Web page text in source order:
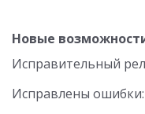
Новые
Исправительный
Исправлены ошибки: